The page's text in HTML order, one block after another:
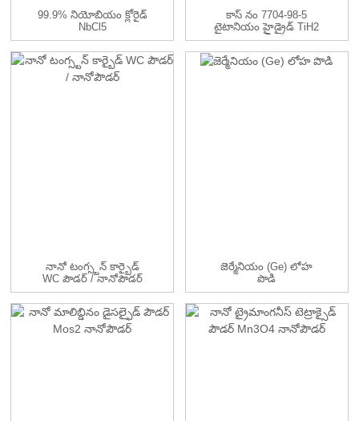
99.9% నియోబియం క్లోరైడ్
NbCl5
కాస్ నం 7704-98-5
టైటానియం హైడ్రైడ్ TiH2
పౌడర్, ...
నానో టంగ్స్టన్ కార్బైడ్
WC పౌడర్ / నానోపౌడర్
జెర్మేనియం (Ge) లోహ
పొడి